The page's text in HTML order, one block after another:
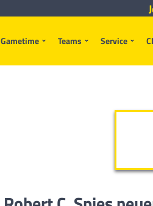
Gametime Teams Service